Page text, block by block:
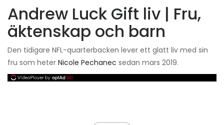
Andrew Luck Gift liv | Fru,
äktenskap och barn
Den tidigare NFL-quarterbacken lever ett glatt liv med sin
fru som heter Nicole Pechanec sedan mars 2019.